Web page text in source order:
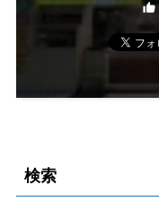
検索